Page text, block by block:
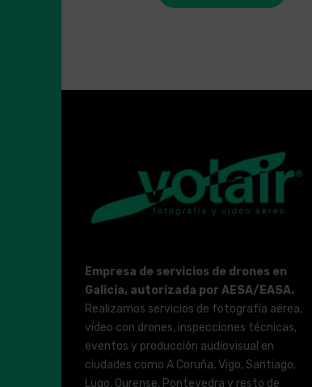
Empresa de servicios de drones en
Galicia, autorizada por AESA/EASA.
Realizamos servicios de fotografía aérea,
vídeo con drones, inspecciones técnicas,
eventos y producción audiovisual en
ciudades como A Coruña, Vigo, Santiago,
Lugo, Ourense, Pontevedra y resto de